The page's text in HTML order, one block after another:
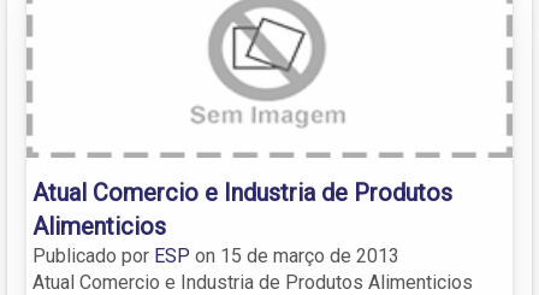
Atual Comercio e Industria de Produtos
Alimenticios
Publicado por ESP on 15 de março de 2013
Atual Comercio e Industria de Produtos Alimenticios